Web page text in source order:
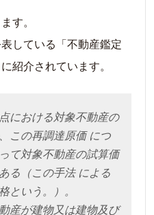
す。
している「不動産鑑定
紹介されています。
における対象不動産の
この再調達原価 につ
て対象不動産の試算価
る（この手法 による
という。）。
産が建物又は建物及び